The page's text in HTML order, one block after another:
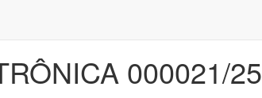
000021/25